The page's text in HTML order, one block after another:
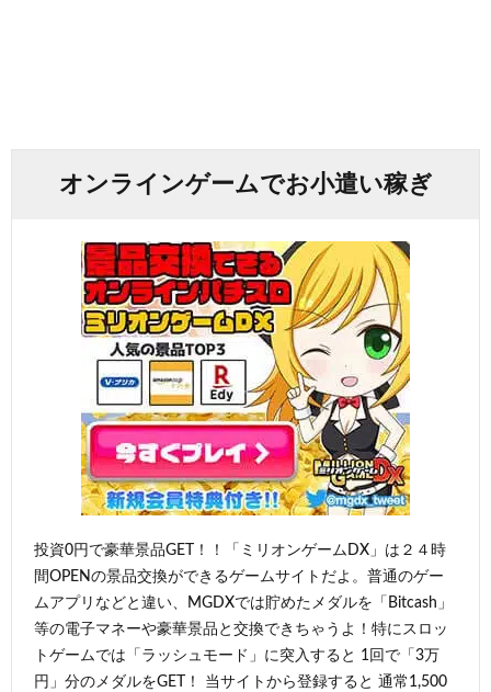
オンラインゲームでお小遣い稼ぎ
投資0円で豪華景品GET！！「ミリオンゲームDX」は２４時
間OPENの景品交換ができるゲームサイトだよ。普通のゲー
ムアプリなどと違い、MGDXでは貯めたメダルを「Bitcash」
等の電子マネーや豪華景品と交換できちゃうよ！特にスロッ
トゲームでは「ラッシュモード」に突入すると 1回で「3万
円」分のメダルをGET！ 当サイトから登録すると 通常1,500